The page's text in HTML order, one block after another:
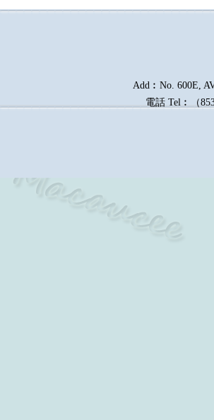
Add︰No. 600E,
電話 Tel︰（